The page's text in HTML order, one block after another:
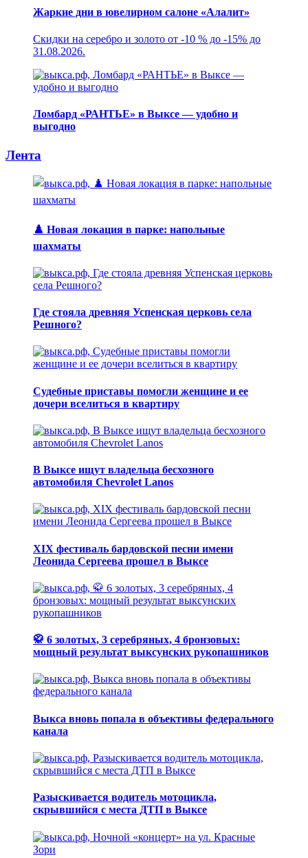
Жаркие дни в ювелирном салоне «Алалит»
Скидки на серебро и золото от -10 % до -15% до
31.08.2026.
Ломбард «РАНТЬЕ» в Выксе — удобно и
выгодно
Лента
♟️ Новая локация в парке: напольные
шахматы
Где стояла древняя Успенская церковь села
Решного?
Судебные приставы помогли женщине и ее
дочери вселиться в квартиру
В Выксе ищут владельца бесхозного
автомобиля Chevrolet Lanos
XIX фестиваль бардовской песни имени
Леонида Сергеева прошел в Выксе
🥋 6 золотых, 3 серебряных, 4 бронзовых:
мощный результат выксунских рукопашников
Выкса вновь попала в объективы федерального
канала
Разыскивается водитель мотоцикла,
скрывшийся с места ДТП в Выксе